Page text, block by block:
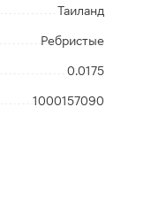
Таиланд
Ребристые
0.0175
1000157090